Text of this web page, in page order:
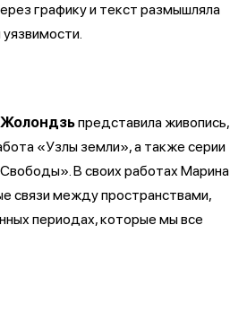
графику и текст размышляла
представила живопись,
«Узлы земли», а также серии
В своих работах Марина
связи между пространствами,
периодах, которые мы все